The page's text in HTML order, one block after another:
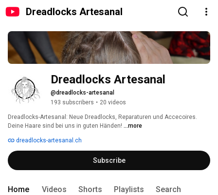
Dreadlocks Artesanal
Dreadlocks Artesanal
@dreadlocks-artesanal
193 subscribers • 20 videos
Dreadlocks-Artesanal: Neue Dreadlocks, Reparaturen und Accecoires.
Deine Haare sind bei uns in guten Händen! ...more
dreadlocks-artesanal.ch
Subscribe
Home Videos Shorts Playlists Search